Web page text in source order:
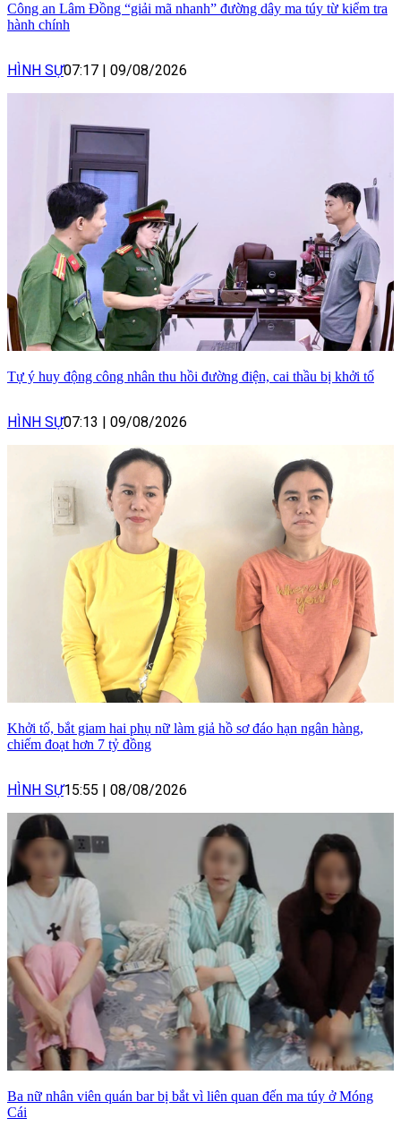
Công an Lâm Đồng “giải mã nhanh” đường dây ma túy từ kiểm tra
hành chính
HÌNH SỰ07:17 09/08/2026
Tự ý huy động công nhân thu hồi đường điện, cai thầu bị khởi tố
HÌNH SỰ07:13 09/08/2026
Khởi tố, bắt giam hai phụ nữ làm giả hồ sơ đáo hạn ngân hàng,
chiếm đoạt hơn 7 tỷ đồng
HÌNH SỰ15:55 08/08/2026
Ba nữ nhân viên quán bar bị bắt vì liên quan đến ma túy ở Móng
Cái